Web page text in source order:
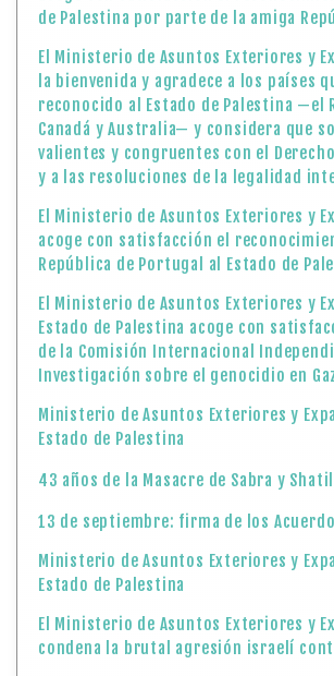
de Palestina por parte de la amiga
El Ministerio de Asuntos Exteriores y
la bienvenida y agradece a los países
reconocido al Estado de Palestina —el
Canadá y Australia— y considera que
valientes y congruentes con el
y a las resoluciones de la legalidad
El Ministerio de Asuntos Exteriores y
acoge con satisfacción el
República de Portugal al Estado de
El Ministerio de Asuntos Exteriores y
Estado de Palestina acoge con
de la Comisión Internacional
Investigación sobre el genocidio en
Ministerio de Asuntos Exteriores y
Estado de Palestina
43 años de la Masacre de Sabra y
13 de septiembre: firma de los
Ministerio de Asuntos Exteriores y
Estado de Palestina
El Ministerio de Asuntos Exteriores y
condena la brutal agresión israelí